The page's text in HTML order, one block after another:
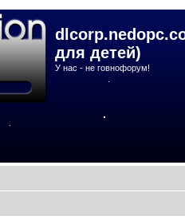
для детей)
У нас - не говнофорум!